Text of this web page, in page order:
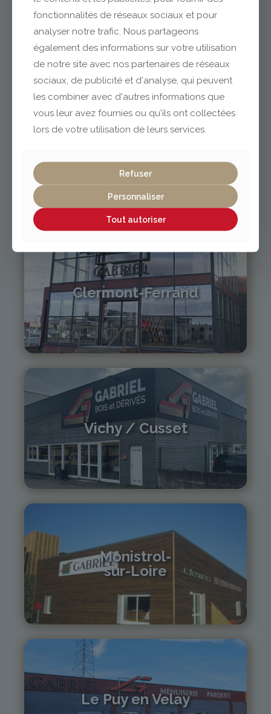
04 73 55 06 09
contact@gabriel-sa.fr
Clermont-Ferrand
04 73 42 18 38
lexpo@gabriel-sa.fr
Vichy / Cusset
04 70 97 56 39
cusset@gabriel-sa.fr
Monistrol-
sur-Loire
monistrol@gabriel-sa.fr
Le Puy en Velay
fonctionnalités de réseaux sociaux et pour
analyser notre trafic. Nous partageons
également des informations sur votre utilisation
de notre site avec nos partenaires de réseaux
sociaux, de publicité et d'analyse, qui peuvent
les combiner avec d'autres informations que
vous leur avez fournies ou qu'ils ont collectées
lors de votre utilisation de leurs services.
Refuser
Personnaliser
Tout autoriser